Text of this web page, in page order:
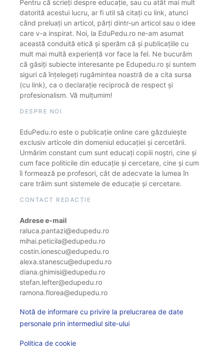
Pentru că scrieți despre educație, sau cu atât mai mult
datorită acestui lucru, ar fi util să citați cu link, atunci
când preluați un articol, părți dintr-un articol sau o idee
care v-a inspirat. Noi, la EduPedu.ro ne-am asumat
această conduită etică și sperăm că și publicațiile cu
mult mai multă experiență vor face la fel. Ne bucurăm
că găsiți subiecte interesante pe Edupedu.ro și suntem
siguri că înțelegeți rugămintea noastră de a cita sursa
(cu link), ca o declarație reciprocă de respect și
profesionalism. Vă mulțumim!
DESPRE NOI
EduPedu.ro este o publicație online care găzduiește
exclusiv articole din domeniul educației și cercetării.
Urmărim constant cum sunt educați copiii noștri, cine și
cum face politicile din educație și cercetare, cine și cum
îi formează pe profesori, cât de adecvate la lumea în
care trăim sunt sistemele de educație și cercetare.
CONTACT REDACȚIE
Adrese e-mail
raluca.pantazi@edupedu.ro
mihai.peticila@edupedu.ro
costin.ionescu@edupedu.ro
alexa.stanescu@edupedu.ro
diana.ghimisi@edupedu.ro
stefan.lefter@edupedu.ro
ramona.florea@edupedu.ro
Notă de informare cu privire la prelucrarea de date
personale prin intermediul site-ului
Politica de cookie